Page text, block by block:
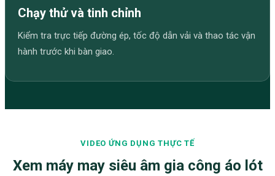
Chạy thử và tinh chỉnh
Kiểm tra trực tiếp đường ép, tốc độ dẫn vải và thao tác vận
hành trước khi bàn giao.
VIDEO ỨNG DỤNG THỰC TẾ
Xem máy may siêu âm gia công áo lót